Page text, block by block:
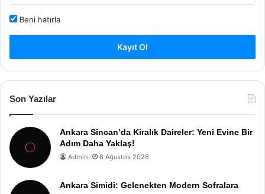
Beni hatırla
Kayıt Ol
Son Yazılar
Ankara Sincan’da Kiralık Daireler: Yeni Evine Bir
Adım Daha Yaklaş!
Admin 6 Ağustos 2026
Ankara Simidi: Gelenekten Modern Sofralara